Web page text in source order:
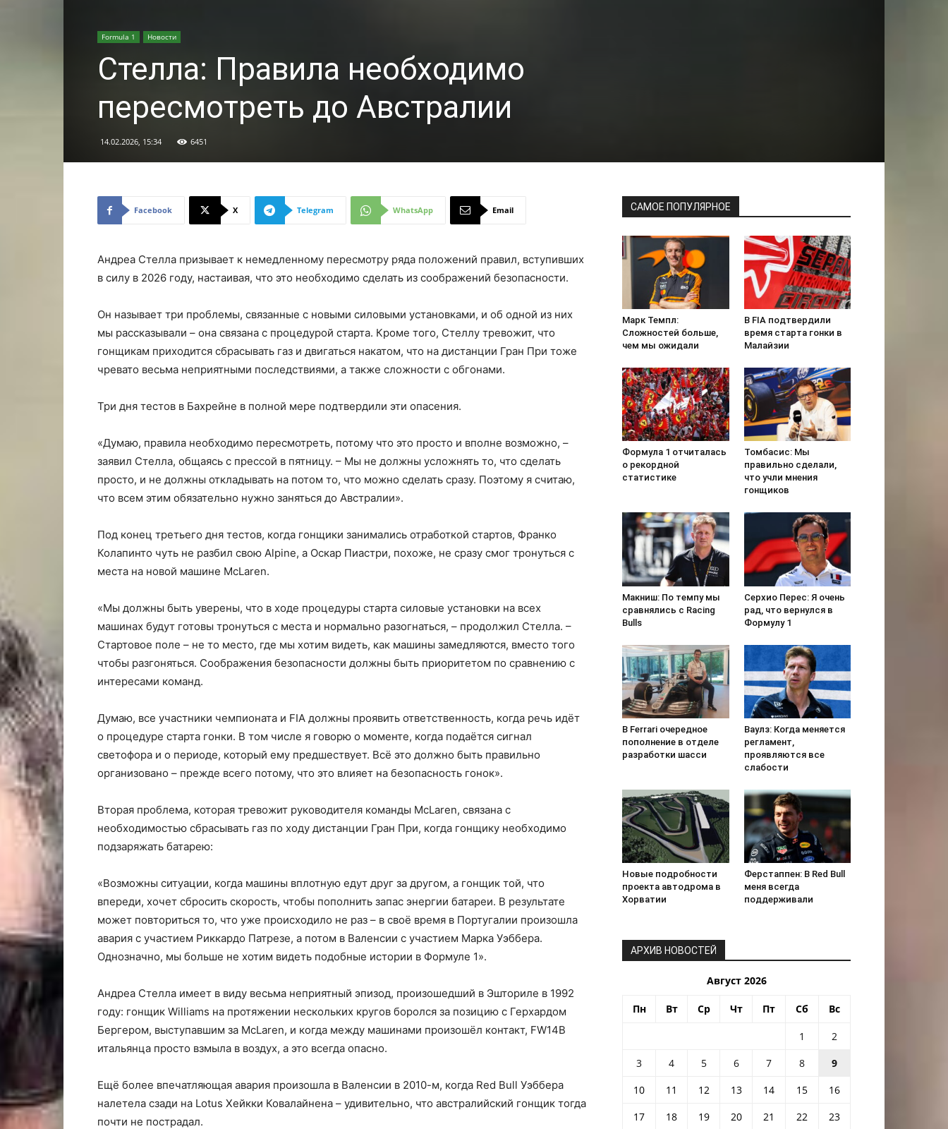
Formula 1 Новости
Стелла: Правила необходимо
пересмотреть до Австралии
14.02.2026, 15:34 6451
Facebook X Telegram WhatsApp Email
Андреа Стелла призывает к немедленному пересмотру ряда положений правил, вступивших
в силу в 2026 году, настаивая, что это необходимо сделать из соображений безопасности.
Он называет три проблемы, связанные с новыми силовыми установками, и об одной из них
мы рассказывали – она связана с процедурой старта. Кроме того, Стеллу тревожит, что
гонщикам приходится сбрасывать газ и двигаться накатом, что на дистанции Гран При тоже
чревато весьма неприятными последствиями, а также сложности с обгонами.
Три дня тестов в Бахрейне в полной мере подтвердили эти опасения.
«Думаю, правила необходимо пересмотреть, потому что это просто и вполне возможно, –
заявил Стелла, общаясь с прессой в пятницу. – Мы не должны усложнять то, что сделать
просто, и не должны откладывать на потом то, что можно сделать сразу. Поэтому я считаю,
что всем этим обязательно нужно заняться до Австралии».
Под конец третьего дня тестов, когда гонщики занимались отработкой стартов, Франко
Колапинто чуть не разбил свою Alpine, а Оскар Пиастри, похоже, не сразу смог тронуться с
места на новой машине McLaren.
«Мы должны быть уверены, что в ходе процедуры старта силовые установки на всех
машинах будут готовы тронуться с места и нормально разогнаться, – продолжил Стелла. –
Стартовое поле – не то место, где мы хотим видеть, как машины замедляются, вместо того
чтобы разгоняться. Соображения безопасности должны быть приоритетом по сравнению с
интересами команд.
Думаю, все участники чемпионата и FIA должны проявить ответственность, когда речь идёт
о процедуре старта гонки. В том числе я говорю о моменте, когда подаётся сигнал
светофора и о периоде, который ему предшествует. Всё это должно быть правильно
организовано – прежде всего потому, что это влияет на безопасность гонок».
Вторая проблема, которая тревожит руководителя команды McLaren, связана с
необходимостью сбрасывать газ по ходу дистанции Гран При, когда гонщику необходимо
подзаряжать батарею:
«Возможны ситуации, когда машины вплотную едут друг за другом, а гонщик той, что
впереди, хочет сбросить скорость, чтобы пополнить запас энергии батареи. В результате
может повториться то, что уже происходило не раз – в своё время в Португалии произошла
авария с участием Риккардо Патрезе, а потом в Валенсии с участием Марка Уэббера.
Однозначно, мы больше не хотим видеть подобные истории в Формуле 1».
Андреа Стелла имеет в виду весьма неприятный эпизод, произошедший в Эшториле в 1992
году: гонщик Williams на протяжении нескольких кругов боролся за позицию с Герхардом
Бергером, выступавшим за McLaren, и когда между машинами произошёл контакт, FW14B
итальянца просто взмыла в воздух, а это всегда опасно.
Ещё более впечатляющая авария произошла в Валенсии в 2010-м, когда Red Bull Уэббера
налетела сзади на Lotus Хейкки Ковалайнена – удивительно, что австралийский гонщик тогда
почти не пострадал.
САМОЕ ПОПУЛЯРНОЕ
Марк Темпл:
Сложностей больше,
чем мы ожидали
В FIA подтвердили
время старта гонки в
Малайзии
Формула 1 отчиталась
о рекордной
статистике
Томбасис: Мы
правильно сделали,
что учли мнения
гонщиков
Макниш: По темпу мы
сравнялись с Racing
Bulls
Серхио Перес: Я очень
рад, что вернулся в
Формулу 1
В Ferrari очередное
пополнение в отделе
разработки шасси
Ваулз: Когда меняется
регламент,
проявляются все
слабости
Новые подробности
проекта автодрома в
Хорватии
Ферстаппен: В Red Bull
меня всегда
поддерживали
АРХИВ НОВОСТЕЙ
Август 2026
Пн Вт Ср Чт Пт Сб Вс
1
2
3
4 5 6 7 8
9
10
11 12 13 14 15
16
17
18 19 20 21 22
23